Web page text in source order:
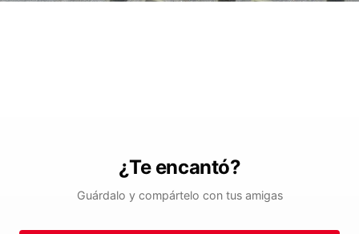
¿Te encantó?
Guárdalo y compártelo con tus amigas